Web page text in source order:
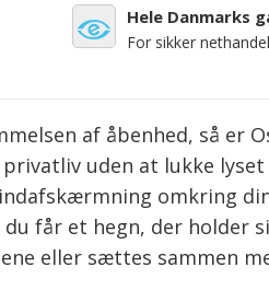
Hele Danmarks
For sikker nethandel
af åbenhed, så er
uden at lukke lyset
omkring
får et hegn, der holder
eller sættes sammen